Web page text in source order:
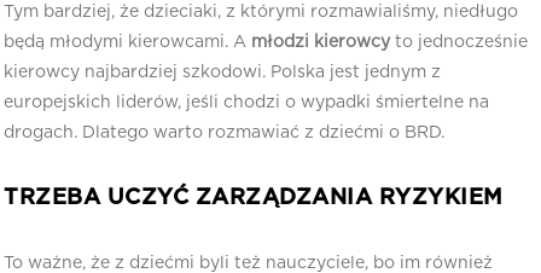
Tym bardziej, że dzieciaki, z którymi rozmawialiśmy, niedługo
będą młodymi kierowcami. A młodzi kierowcyto jednocześnie
kierowcy najbardziej szkodowi. Polska jest jednym z
europejskich liderów, jeśli chodzi o wypadki śmiertelne na
drogach. Dlatego warto rozmawiać z dziećmi o BRD.
TRZEBA UCZYĆ ZARZĄDZANIA RYZYKIEM
To ważne, że z dziećmi byli też nauczyciele, bo im również